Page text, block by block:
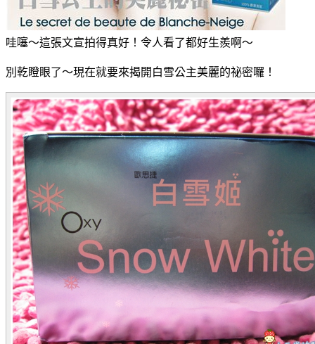
哇噻～這張文宣拍得真好！令人看了都好生羨啊～
別乾瞪眼了～現在就要來揭開白雪公主美麗的祕密囉！